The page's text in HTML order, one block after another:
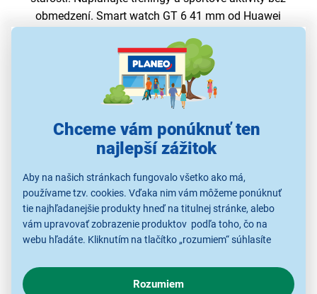
Chceme vám ponúknuť ten
najlepší zážitok
Aby na našich stránkach fungovalo všetko ako má,
používame tzv. cookies. Vďaka nim vám môžeme ponúknuť
tie najhľadanejšie produkty hneď na titulnej stránke, alebo
vám upravovať zobrazenie produktov podľa toho, čo na
webu hľadáte. Kliknutím na tlačítko „rozumiem“ súhlasíte
o chovaní na webe pre zobrazovaní cielených reklám.
V prípade že vás zaujímajú detaily, ako u nás s cookies a
Rozumiem
obmedzení. Smart watch GT 6 41 mm od Huawei
správe energie s novou batériou s vysokým obsahom
po celý čas plne k dispozícii.